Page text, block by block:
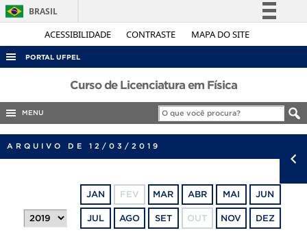
ACESSIBILIDADE CONTRASTE MAPA DO SITE
BRASIL
Simplifique!
Legislação
Canais
PORTAL UFPEL
ACESSO À INFORMAÇÃO
AUDITORIA
CONCURSOS
OUVIDORIA
Curso de Licenciatura em Física
MENU
ARQUIVO DE 12/03/2019
JAN FEV MAR ABR MAI JUN
JUL AGO SET OUT NOV DEZ